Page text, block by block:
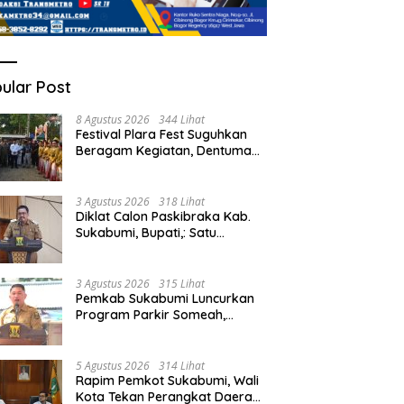
Post
8 Agustus 2026 344 Lihat
Festival Plara Fest Suguhkan
Beragam Kegiatan, Dentuman
ke-156.
3 Agustus 2026 318 Lihat
Diklat Calon Paskibraka Kab.
Sukabumi, Bupati,: Satu
3 Agustus 2026 315 Lihat
Pemkab Sukabumi Luncurkan
Program Parkir Someah,
Wisata.
5 Agustus 2026 314 Lihat
Rapim Pemkot Sukabumi, Wali
Kota Tekan Perangkat Daerah